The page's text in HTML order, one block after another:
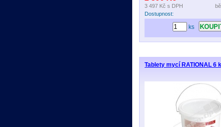
3 497 Kč s DPH
Dostupnost:
ks
Tablety mycí RATIONAL 6